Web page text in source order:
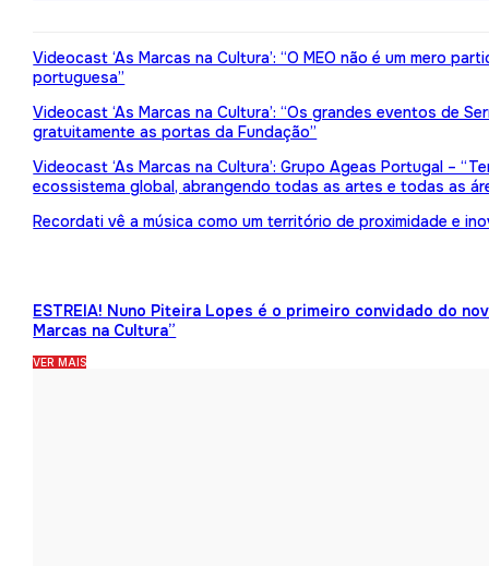
Videocast ‘As Marcas na Cultura’: “O MEO não é um mero
portuguesa”
Videocast ‘As Marcas na Cultura’: “Os grandes eventos de
gratuitamente as portas da Fundação”
Videocast ‘As Marcas na Cultura’: Grupo Ageas Portugal –
ecossistema global, abrangendo todas as artes e todas as
Recordati vê a música como um território de proximidade e
ESTREIA! Nuno Piteira Lopes é o primeiro convidado do
Marcas na Cultura”
VER MAIS